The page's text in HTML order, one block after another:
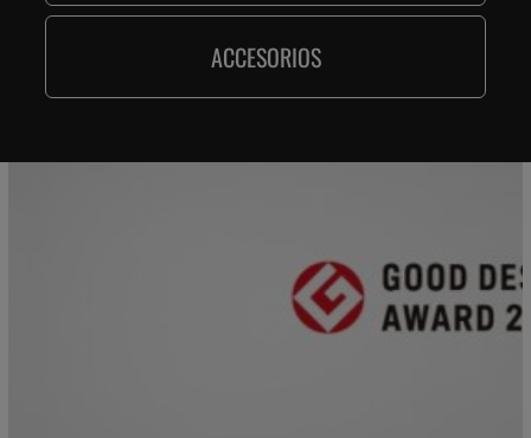
ACCESORIOS